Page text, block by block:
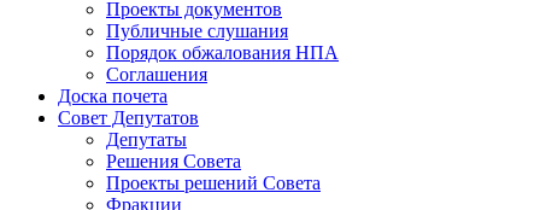
Проекты документов
Публичные слушания
Порядок обжалования НПА
Соглашения
Доска почета
Совет Депутатов
Депутаты
Решения Совета
Проекты решений Совета
Фракции